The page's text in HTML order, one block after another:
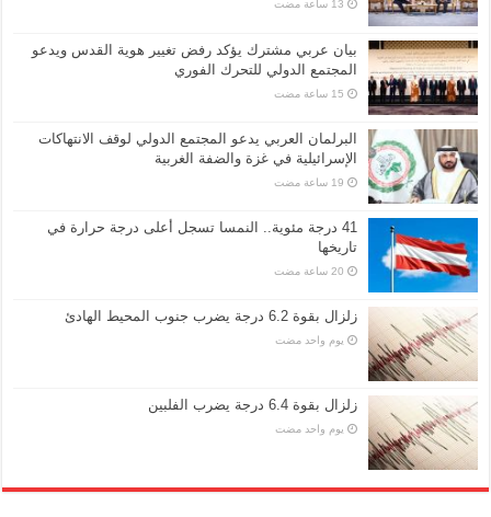
بيان عربي مشترك يؤكد رفض تغيير هوية القدس ويدعو
المجتمع الدولي للتحرك الفوري
البرلمان العربي يدعو المجتمع الدولي لوقف الانتهاكات
الإسرائيلية في غزة والضفة الغربية
41 درجة مئوية.. النمسا تسجل أعلى درجة حرارة في
تاريخها
زلزال بقوة 6.2 درجة يضرب جنوب المحيط الهادئ
‏يوم واحد مضت
زلزال بقوة 6.4 درجة يضرب الفلبين
‏يوم واحد مضت